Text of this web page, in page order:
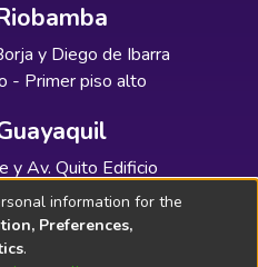
y Diego de Ibarra
- Primer piso alto
y Av. Quito Edificio
- Planta baja
information for the
Preferences,
.